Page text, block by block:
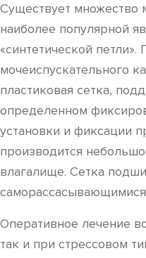
Существует множество
наиболее популярной
«синтетической
мочеиспускательного
пластиковая сетка,
определенном
установки и фиксации
производится
влагалище. Сетка
Оперативное лечение
так и при стрессовом